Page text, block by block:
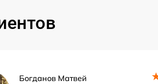
Богданов Матвей